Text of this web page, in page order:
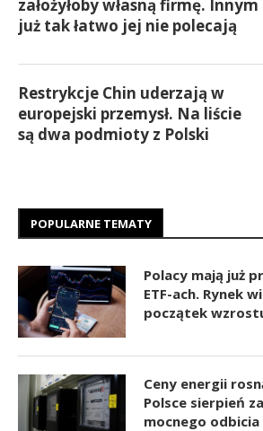
założyłoby własną firmę. Innym
już tak łatwo jej nie polecają
Restrykcje Chin uderzają w
europejski przemysł. Na liście
są dwa podmioty z Polski
POPULARNE TEMATY
Polacy mają już
ETF-ach. Rynek
początek
Ceny energii
Polsce sierpień
mocnego odbicia